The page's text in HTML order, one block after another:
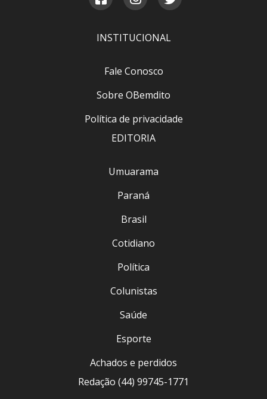
INSTITUCIONAL
Fale Conosco
Sobre OBemdito
Política de privacidade
EDITORIA
Umuarama
Paraná
Brasil
Cotidiano
Política
Colunistas
Saúde
Esporte
Achados e perdidos
Redação (44) 99745-1771